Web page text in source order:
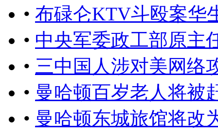
• 布碌仑KTV斗殴案华
• 中央军委政工部原主
• 三中国人涉对美网络
• 曼哈顿百岁老人将被
• 曼哈顿东城旅馆将改